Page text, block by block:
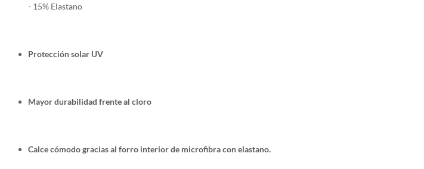
- 15% Elastano
Protección solar UV
Mayor durabilidad frente al cloro
Calce cómodo gracias al forro interior de microfibra con elastano.